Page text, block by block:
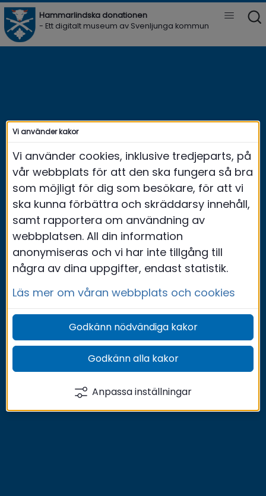
Hammarlindska donationen
- Ett digitalt museum av Svenljunga kommun
Meny
Vi använder kakor
Vi använder cookies, inklusive tredjeparts, på
vår webbplats för att den ska fungera så bra
som möjligt för dig som besökare, för att vi
ska kunna förbättra och skräddarsy innehåll,
samt rapportera om användning av
webbplatsen. All din information
anonymiseras och vi har inte tillgång till
några av dina uppgifter, endast statistik.
Läs mer om våran webbplats och cookies
Godkänn nödvändiga kakor
Godkänn alla kakor
Anpassa inställningar